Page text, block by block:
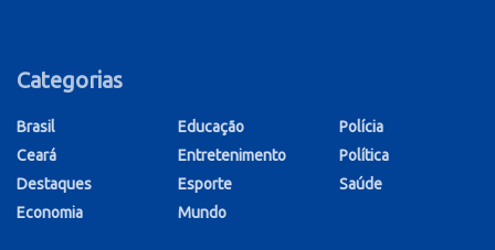
Categorias
Brasil
Ceará
Destaques
Economia
Educação
Entretenimento
Esporte
Mundo
Polícia
Política
Saúde